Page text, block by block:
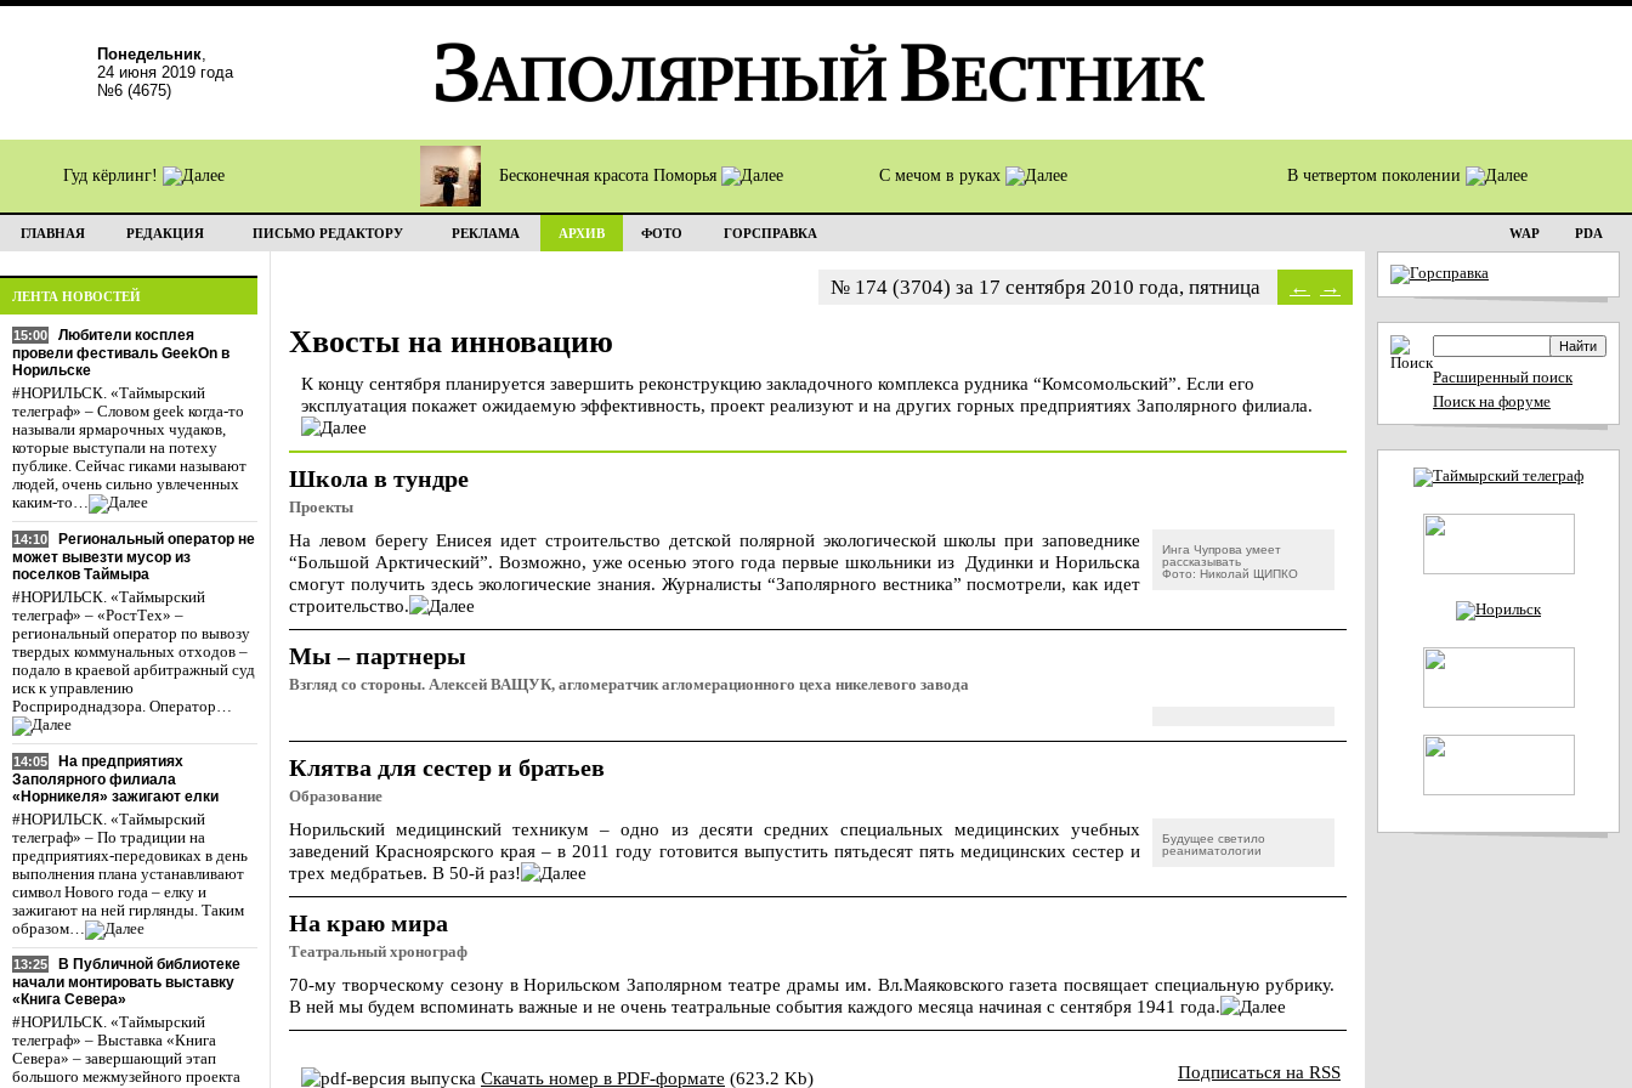
Понедельник,
24 июня 2019 года
№6 (4675)
Гуд кёрлинг! Бесконечная красота Поморья С мечом в руках В четвертом поколении
ГЛАВНАЯ РЕДАКЦИЯ ПИСЬМО РЕДАКТОРУ РЕКЛАМА АРХИВ ФОТО ГОРСПРАВКА WAP PDA
ЛЕНТА НОВОСТЕЙ
15:00
Любители косплея
провели фестиваль GeekOn в
Норильске
#НОРИЛЬСК. «Таймырский
телеграф» – Словом geek когда-то
называли ярмарочных чудаков,
которые выступали на потеху
публике. Сейчас гиками называют
людей, очень сильно увлеченных
каким-то…
14:10
Региональный оператор не
может вывезти мусор из
поселков Таймыра
#НОРИЛЬСК. «Таймырский
телеграф» – «РостТех» –
региональный оператор по вывозу
твердых коммунальных отходов –
подало в краевой арбитражный суд
иск к управлению
Росприроднадзора. Оператор…
14:05
На предприятиях
Заполярного филиала
«Норникеля» зажигают елки
#НОРИЛЬСК. «Таймырский
телеграф» – По традиции на
предприятиях-передовиках в день
выполнения плана устанавливают
символ Нового года – елку и
зажигают на ней гирлянды. Таким
образом…
13:25
В Публичной библиотеке
начали монтировать выставку
«Книга Севера»
#НОРИЛЬСК. «Таймырский
телеграф» – Выставка «Книга
Севера» – завершающий этап
большого межмузейного проекта
№ 174 (3704) за 17 сентября 2010 года, пятница ← →
Хвосты на инновацию
К концу сентября планируется завершить реконструкцию закладочного комплекса рудника “Комсомольский”. Если его
эксплуатация покажет ожидаемую эффективность, проект реализуют и на других горных предприятиях Заполярного филиала.
Школа в тундре
Проекты
Инга Чупрова умеет
рассказывать
Фото: Николай ЩИПКО
На левом берегу Енисея идет строительство детской полярной экологической школы при заповеднике
“Большой Арктический”. Возможно, уже осенью этого года первые школьники из Дудинки и Норильска
смогут получить здесь экологические знания. Журналисты “Заполярного вестника” посмотрели, как идет
строительство.
Мы – партнеры
Взгляд со стороны. Алексей ВАЩУК, агломератчик агломерационного цеха никелевого завода
Клятва для сестер и братьев
Образование
Будущее светило
реаниматологии
Норильский медицинский техникум – одно из десяти средних специальных медицинских учебных
заведений Красноярского края – в 2011 году готовится выпустить пятьдесят пять медицинских сестер и
трех медбратьев. В 50-й раз!
На краю мира
Театральный хронограф
70-му творческому сезону в Норильском Заполярном театре драмы им. Вл.Маяковского газета посвящает специальную рубрику.
В ней мы будем вспоминать важные и не очень театральные события каждого месяца начиная с сентября 1941 года.
Скачать номер в PDF-формате (623.2 Kb) Подписаться на RSS
Расширенный поиск
Поиск на форуме